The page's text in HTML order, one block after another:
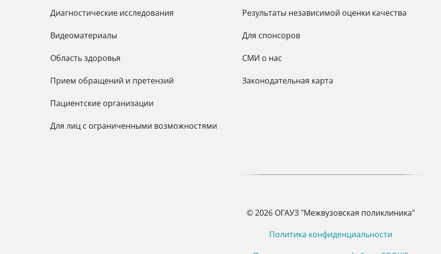
Диагностические исследования
Видеоматериалы
Область здоровья
Прием обращений и претензий
Пациентские организации
Для лиц с ограниченными возможностями
Результаты независимой оценки качества
Для спонсоров
СМИ о нас
Законодательная карта
© 2026 ОГАУЗ "Межвузовская поликлиника"
Политика конфиденциальности